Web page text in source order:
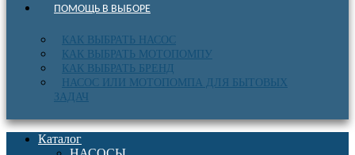
ПОМОЩЬ В ВЫБОРЕ
КАК ВЫБРАТЬ НАСОС
КАК ВЫБРАТЬ МОТОПОМПУ
КАК ВЫБРАТЬ БРЕНД
НАСОС ИЛИ МОТОПОМПА ДЛЯ БЫТОВЫХ
ЗАДАЧ
Каталог